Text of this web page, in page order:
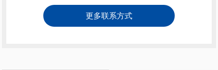
更多联系方式